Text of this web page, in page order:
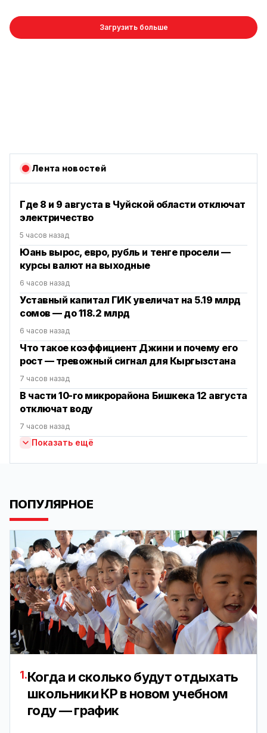
Загрузить больше
Лента новостей
Где 8 и 9 августа в Чуйской области отключат
электричество
5 часов назад
Юань вырос, евро, рубль и тенге просели —
курсы валют на выходные
6 часов назад
Уставный капитал ГИК увеличат на 5.19 млрд
сомов — до 118.2 млрд
6 часов назад
Что такое коэффициент Джини и почему его
рост — тревожный сигнал для Кыргызстана
7 часов назад
В части 10-го микрорайона Бишкека 12 августа
отключат воду
7 часов назад
Показать ещё
ПОПУЛЯРНОЕ
1.Когда и сколько будут отдыхать
школьники КР в новом учебном
году — график